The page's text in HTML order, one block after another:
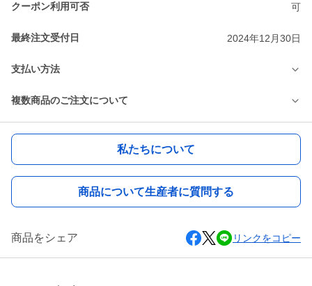
クーポン利用可否 可
最終注文受付日 2024年12月30日
支払い方法
複数商品のご注文について
私たちについて
商品について生産者に質問する
商品をシェア リンクをコピー